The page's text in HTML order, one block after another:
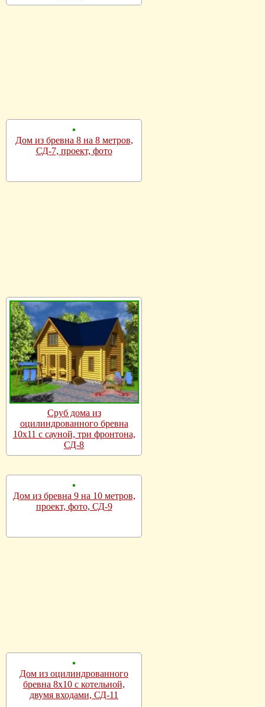
Дом из бревна 8 на 8 метров,
СД-7, проект, фото
Сруб дома из
оцилиндрованного бревна
10х11 с сауной, три фронтона,
СД-8
Дом из бревна 9 на 10 метров,
проект, фото, СД-9
Дом из оцилиндрованного
бревна 8х10 с котельной,
двумя входами, СД-11